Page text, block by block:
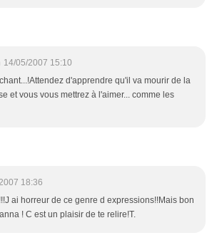
14/05/2007 15:10
d'apprendre qu'il va mourir de la
et vous vous mettrez à l'aimer... comme les
18:36
ai horreur de ce genre d expressions!!Mais bon
! C est un plaisir de te relire!T.